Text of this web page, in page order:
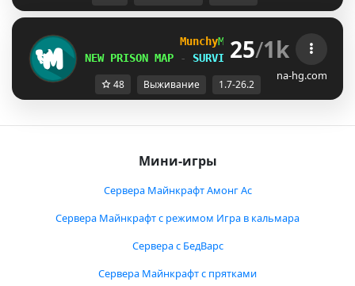
MunchyMC - [ 1.7-26.2
]
NEW PRISON MAP
- SURVIVAL S6 AUG 8th
25/1k
na-hg.com
48 Выживание 1.7-26.2
Мини-игры
Сервера Майнкрафт Амонг Ас
Сервера Майнкрафт с режимом Игра в кальмара
Сервера с БедВарс
Сервера Майнкрафт с прятками